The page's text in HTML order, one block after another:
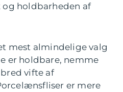
holdbarheden af
mest almindelige valg
er holdbare, nemme
vifte af
er mere